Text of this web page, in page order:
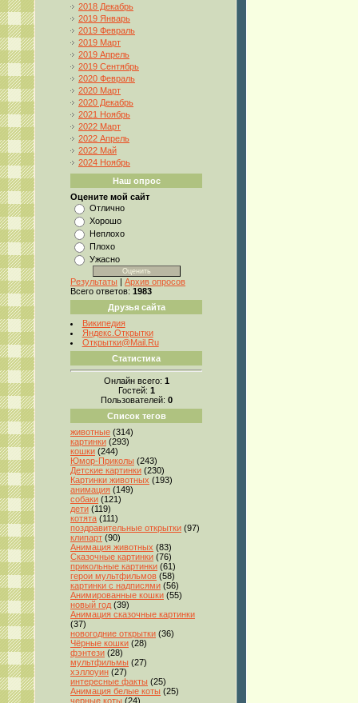
2018 Декабрь
2019 Январь
2019 Февраль
2019 Март
2019 Апрель
2019 Сентябрь
2020 Февраль
2020 Март
2020 Декабрь
2021 Ноябрь
2022 Март
2022 Апрель
2022 Май
2024 Ноябрь
Наш опрос
Оцените мой сайт
Отлично
Хорошо
Неплохо
Плохо
Ужасно
Результаты | Архив опросов
Всего ответов: 1983
Друзья сайта
Википедия
Яндекс.Открытки
Открытки@Mail.Ru
Статистика
Онлайн всего: 1
Гостей: 1
Пользователей: 0
Список тегов
животные (314)
картинки (293)
кошки (244)
Юмор-Приколы (243)
Детские картинки (230)
Картинки животных (193)
анимация (149)
собаки (121)
дети (119)
котята (111)
поздравительные открытки (97)
клипарт (90)
Анимация животных (83)
Сказочные картинки (76)
прикольные картинки (61)
герои мультфильмов (58)
картинки с надписями (56)
Анимированные кошки (55)
новый год (39)
Анимация сказочные картинки
(37)
новогодние открытки (36)
Чёрные кошки (28)
фэнтези (28)
мультфильмы (27)
хэллоуин (27)
интересные факты (25)
Анимация белые коты (25)
черные коты (24)